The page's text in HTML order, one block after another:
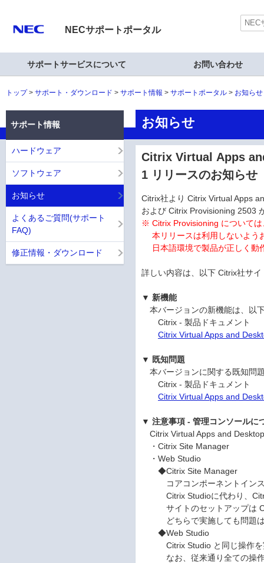
NECサポートポータル
サポートサービスについて お問い合わせ
トップ サポート・ダウンロード サポート情報 サポートポータル お知ら
お知らせ
Citrix Virtual Apps
1 リリースのお知らせ
Citrix社より Citrix Virtual Apps
および Citrix Provisioning 2503
※ Citrix Provisioning について
本リリースは利用しないよう
日本語環境で製品が正しく
詳しい内容は、以下 Citrix社サ
▼ 新機能
本バージョンの新機能は、以
Citrix - 製品ドキュメント
Citrix Virtual Apps and
▼ 既知問題
本バージョンに関する既知問
Citrix - 製品ドキュメント
Citrix Virtual Apps and
▼ 注意事項 - 管理コンソールに
Citrix Virtual Apps and
・Citrix Site Manager
・Web Studio
◆Citrix Site Manager
コアコンポーネントインス
Citrix Studioに代わり、
サイトのセットアップは
どちらで実施しても問題は
◆Web Studio
Citrix Studio と同じ操作を
なお、従来通り全ての操作
サポート情報
ハードウェア
ソフトウェア
お知らせ
よくあるご質問(サポート
FAQ)
修正情報・ダウンロード